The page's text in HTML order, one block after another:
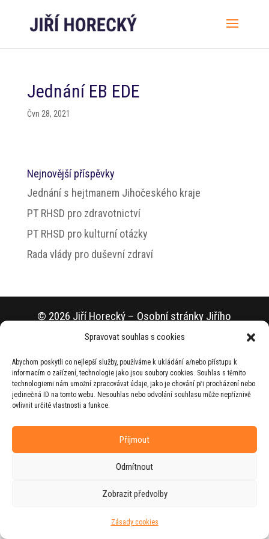
Spravovat souhlas s cookies
Abychom poskytli co nejlepší služby, používáme k ukládání a/nebo přístupu k
informacím o zařízení, technologie jako jsou soubory cookies. Souhlas s těmito
technologiemi nám umožní zpracovávat údaje, jako je chování při procházení nebo
jedinečná ID na tomto webu. Nesouhlas nebo odvolání souhlasu může nepříznivě
ovlivnit určité vlastnosti a funkce.
Příjmout
Odmítnout
Zobrazit předvolby
Zásady cookies
Jednání EB EDE
Čvn 28, 2021
Nejnovější příspěvky
Jednání s hejtmanem Jihočeského kraje
PT RHSD pro zdravotnictví
PT RHSD pro kulturní otázky
Rada vlády pro duševní zdraví
© 2026 Jiří Horecký – Osobní stránky Jiřího
Horeckého
agenturouZEST BRAND.